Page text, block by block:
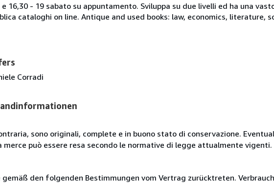
16,30 - 19 sabato su appuntamento. Sviluppa su due livelli ed ha una
cataloghi on line. Antique and used books: law, economics, literature,
Corradi
sono originali, complete e in buono stato di conservazione.
può essere resa secondo le normative di legge attualmente vigenti.
gemäß den folgenden Bestimmungen vom Vertrag zurücktreten.